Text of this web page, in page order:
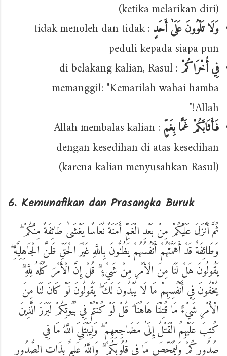
(ketika melarikan diri)
وَلَا تَلْوُونَ عَلَىٰ أَحَدٍ : tidak menoleh dan tidak
peduli kepada siapa pun
فِي أُخْرَاكُمْ : di belakang kalian, Rasul
memanggil: "Kemarilah wahai hamba
Allah!"
فَأَثَابَكُمْ غَمًّا بِغَمٍّ : Allah membalas kalian
dengan kesedihan di atas kesedihan
(karena kalian menyusahkan Rasul)
6. Kemunafikan dan Prasangka Buruk
ثُمَّ أَنْزَلَ عَلَيْكُمْ مِنْ بَعْدِ الْغَمِّ أَمَنَةً نُعَاسًا يَغْشَىٰ طَائِفَةً مِنْكُمْ ۖ
وَطَائِفَةٌ قَدْ أَهَمَّتْهُمْ أَنْفُسُهُمْ يَظُنُّونَ بِاللَّهِ غَيْرَ الْحَقِّ ظَنَّ الْجَاهِلِيَّةِ ۖ
يَقُولُونَ هَلْ لَنَا مِنَ الْأَمْرِ مِنْ شَيْءٍ ۗ قُلْ إِنَّ الْأَمْرَ كُلَّهُ لِلَّهِ ۗ
يُخْفُونَ فِي أَنْفُسِهِمْ مَا لَا يُبْدُونَ لَكَ ۖ يَقُولُونَ لَوْ كَانَ لَنَا مِنَ
الْأَمْرِ شَيْءٌ مَا قُتِلْنَا هَاهُنَا ۗ قُلْ لَوْ كُنْتُمْ فِي بُيُوتِكُمْ لَبَرَزَ الَّذِينَ
كُتِبَ عَلَيْهِمُ الْقَتْلُ إِلَىٰ مَضَاجِعِهِمْ ۖ وَلِيَبْتَلِيَ اللَّهُ مَا فِي
صُدُورِكُمْ وَلِيُمَحِّصَ مَا فِي قُلُوبِكُمْ ۗ وَاللَّهُ عَلِيمٌ بِذَاتِ الصُّدُورِ